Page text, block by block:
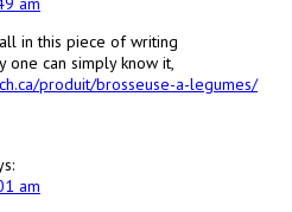
in this piece of writing
one can simply know it,
produit/brosseuse-a-legumes/
am